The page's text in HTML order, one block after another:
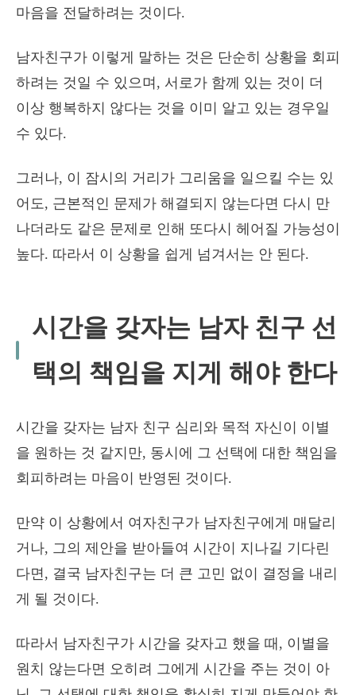
마음을 전달하려는 것이다.
남자친구가 이렇게 말하는 것은 단순히 상황을 회피
하려는 것일 수 있으며, 서로가 함께 있는 것이 더
이상 행복하지 않다는 것을 이미 알고 있는 경우일
수 있다.
그러나, 이 잠시의 거리가 그리움을 일으킬 수는 있
어도, 근본적인 문제가 해결되지 않는다면 다시 만
나더라도 같은 문제로 인해 또다시 헤어질 가능성이
높다. 따라서 이 상황을 쉽게 넘겨서는 안 된다.
시간을 갖자는 남자 친구 선
택의 책임을 지게 해야 한다
시간을 갖자는 남자 친구 심리와 목적 자신이 이별
을 원하는 것 같지만, 동시에 그 선택에 대한 책임을
회피하려는 마음이 반영된 것이다.
만약 이 상황에서 여자친구가 남자친구에게 매달리
거나, 그의 제안을 받아들여 시간이 지나길 기다린
다면, 결국 남자친구는 더 큰 고민 없이 결정을 내리
게 될 것이다.
따라서 남자친구가 시간을 갖자고 했을 때, 이별을
원치 않는다면 오히려 그에게 시간을 주는 것이 아